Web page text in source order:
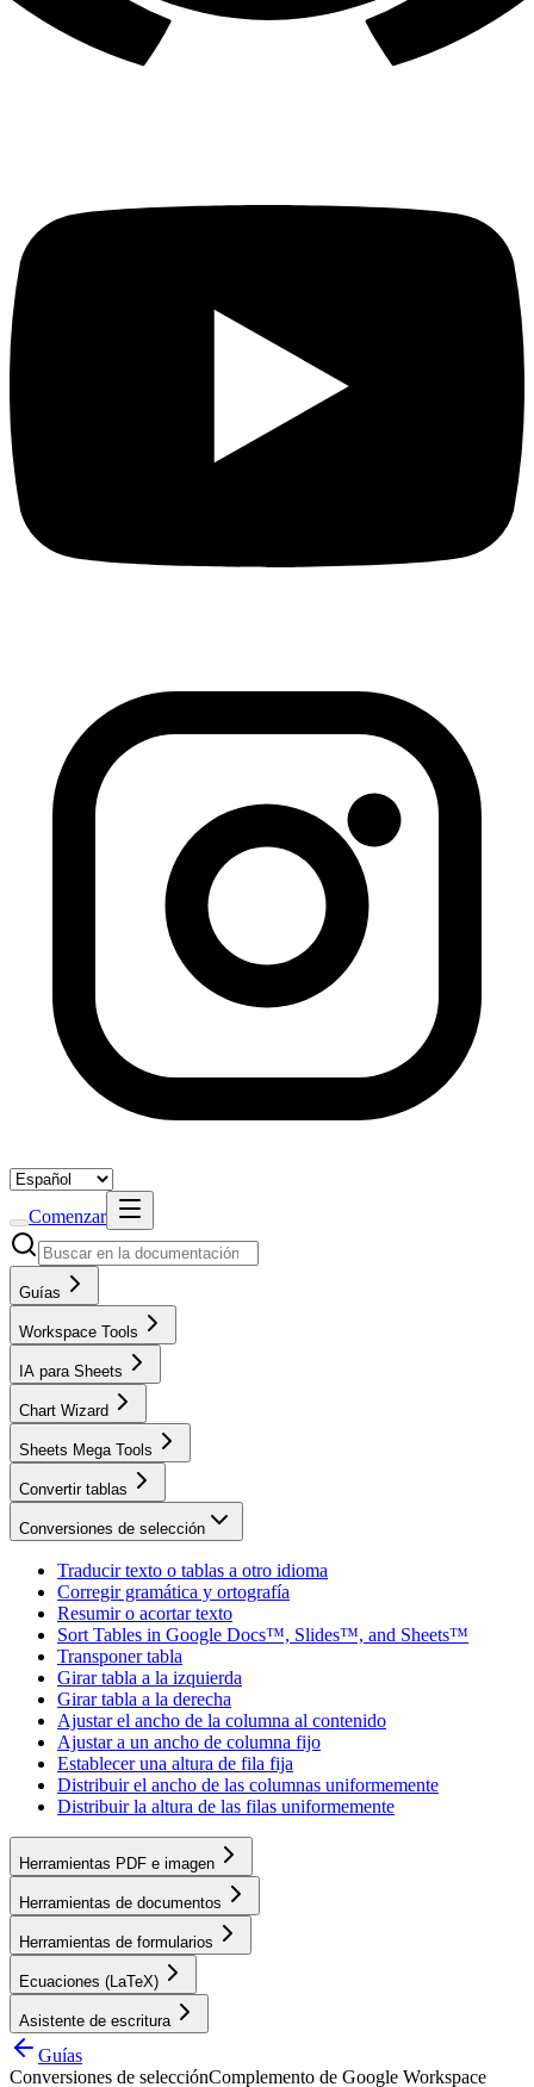
Comenzar
Guías
Workspace Tools
IA para Sheets
Chart Wizard
Sheets Mega Tools
Convertir tablas
Conversiones de selección
Traducir texto o tablas a otro idioma
Corregir gramática y ortografía
Resumir o acortar texto
Sort Tables in Google Docs™, Slides™, and Sheets™
Transponer tabla
Girar tabla a la izquierda
Girar tabla a la derecha
Ajustar el ancho de la columna al contenido
Ajustar a un ancho de columna fijo
Establecer una altura de fila fija
Distribuir el ancho de las columnas uniformemente
Distribuir la altura de las filas uniformemente
Herramientas PDF e imagen
Herramientas de documentos
Herramientas de formularios
Ecuaciones (LaTeX)
Asistente de escritura
Guías
Conversiones de selecciónComplemento de Google Workspace